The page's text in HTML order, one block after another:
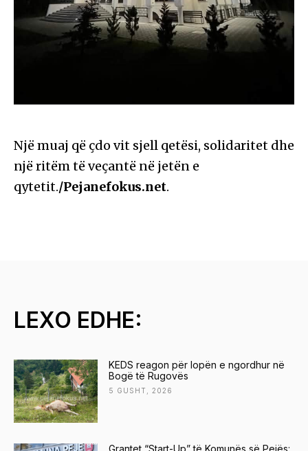
Një muaj që çdo vit sjell qetësi, solidaritet dhe
një ritëm të veçantë në jetën e
qytetit./Pejanefokus.net.
LEXO EDHE:
KEDS reagon për lopën e ngordhur në
Bogë të Rugovës
5 GUSHT, 2026
Grantet “Start-Up” të Komunës së Pejës: